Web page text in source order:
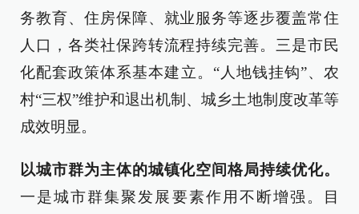
务教育、住房保障、就业服务等逐步覆盖常住
人口，各类社保跨转流程持续完善。三是市民
化配套政策体系基本建立。“人地钱挂钩”、农
村“三权”维护和退出机制、城乡土地制度改革等
成效明显。
以城市群为主体的城镇化空间格局持续优化。
一是城市群集聚发展要素作用不断增强。目